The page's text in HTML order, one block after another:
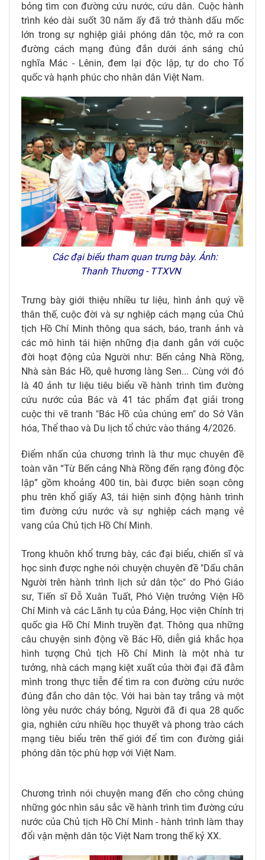
bỏng tìm con đường cứu nước, cứu dân. Cuộc hành
trình kéo dài suốt 30 năm ấy đã trở thành dấu mốc
lớn trong sự nghiệp giải phóng dân tộc, mở ra con
đường cách mạng đúng đắn dưới ánh sáng chủ
nghĩa Mác - Lênin, đem lại độc lập, tự do cho Tổ
quốc và hạnh phúc cho nhân dân Việt Nam.
Các đại biểu tham quan trưng bày. Ảnh:
Thanh Thương - TTXVN
Trưng bày giới thiệu nhiều tư liệu, hình ảnh quý về
thân thế, cuộc đời và sự nghiệp cách mạng của Chủ
tịch Hồ Chí Minh thông qua sách, báo, tranh ảnh và
các mô hình tái hiện những địa danh gắn với cuộc
đời hoạt động của Người như: Bến cảng Nhà Rồng,
Nhà sàn Bác Hồ, quê hương làng Sen... Cùng với đó
là 40 ảnh tư liệu tiêu biểu về hành trình tìm đường
cứu nước của Bác và 41 tác phẩm đạt giải trong
cuộc thi vẽ tranh "Bác Hồ của chúng em" do Sở Văn
hóa, Thể thao và Du lịch tổ chức vào tháng 4/2026.
Điểm nhấn của chương trình là thư mục chuyên đề
toàn văn “Từ Bến cảng Nhà Rồng đến rạng đông độc
lập” gồm khoảng 400 tin, bài được biên soạn công
phu trên khổ giấy A3, tái hiện sinh động hành trình
tìm đường cứu nước và sự nghiệp cách mạng vẻ
vang của Chủ tịch Hồ Chí Minh.
Trong khuôn khổ trưng bày, các đại biểu, chiến sĩ và
học sinh được nghe nói chuyện chuyên đề "Dấu chân
Người trên hành trình lịch sử dân tộc" do Phó Giáo
sư, Tiến sĩ Đỗ Xuân Tuất, Phó Viện trưởng Viện Hồ
Chí Minh và các Lãnh tụ của Đảng, Học viện Chính trị
quốc gia Hồ Chí Minh truyền đạt. Thông qua những
câu chuyện sinh động về Bác Hồ, diễn giả khắc họa
hình tượng Chủ tịch Hồ Chí Minh là một nhà tư
tưởng, nhà cách mạng kiệt xuất của thời đại đã đằm
mình trong thực tiễn để tìm ra con đường cứu nước
đúng đắn cho dân tộc. Với hai bàn tay trắng và một
lòng yêu nước cháy bỏng, Người đã đi qua 28 quốc
gia, nghiên cứu nhiều học thuyết và phong trào cách
mạng tiêu biểu trên thế giới để tìm con đường giải
phóng dân tộc phù hợp với Việt Nam.
Chương trình nói chuyện mang đến cho công chúng
những góc nhìn sâu sắc về hành trình tìm đường cứu
nước của Chủ tịch Hồ Chí Minh - hành trình làm thay
đổi vận mệnh dân tộc Việt Nam trong thế kỷ XX.